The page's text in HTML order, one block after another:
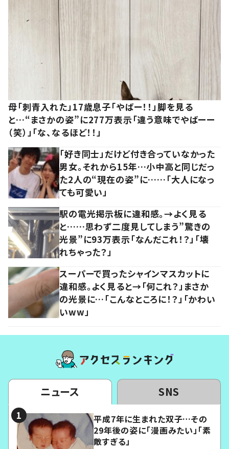
母「刺青入れた」17歳息子「やばー！！」脚を見る
と…“まさかの姿”に277万表示「違う意味でやばーー
（笑）」「な、なるほど！！」
「好き同士」だけど付き合っていなかった
男女。それから15年…小中高と同じだっ
た2人の“現在の姿”に……「大人になっ
ても可愛い」
駅の電光掲示板に違和感。→よく見る
と……思わず二度見してしまう”驚きの
光景”に93万表示「なんだこれ！？」「壊
れちゃった？」
スーパーで買ったシャインマスカットに
違和感。よく見ると→「何これ？」まさか
の光景に…「こんなところに！？」「かわい
いww」
ニュース SNS
平成7年に生まれた双子…その
29年後の姿に「漫画みたい」「素
敵すぎる」